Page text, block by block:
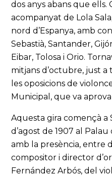
dos anys abans que ells.
acompanyat de Lola
nord d’Espanya, amb
Sebastià, Santander,
Eibar, Tolosa i Orio.
mitjans d’octubre, just
les oposicions de
Municipal, que va
Aquesta gira començà a
d’agost de 1907 al
amb la presència, entre
compositor i director
Fernández Arbós, del